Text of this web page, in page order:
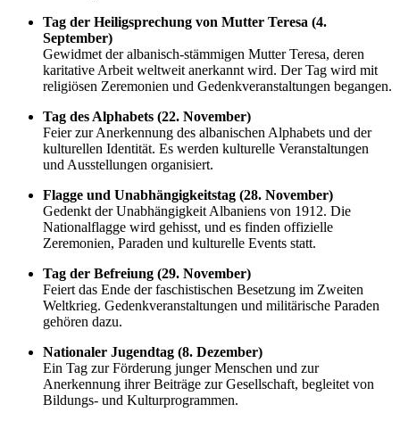
Tag der Heiligsprechung von Mutter Teresa (4.
September)
Gewidmet der albanisch-stämmigen Mutter Teresa, deren
karitative Arbeit weltweit anerkannt wird. Der Tag wird mit
religiösen Zeremonien und Gedenkveranstaltungen begangen.
Tag des Alphabets (22. November)
Feier zur Anerkennung des albanischen Alphabets und der
kulturellen Identität. Es werden kulturelle Veranstaltungen
und Ausstellungen organisiert.
Flagge und Unabhängigkeitstag (28. November)
Gedenkt der Unabhängigkeit Albaniens von 1912. Die
Nationalflagge wird gehisst, und es finden offizielle
Zeremonien, Paraden und kulturelle Events statt.
Tag der Befreiung (29. November)
Feiert das Ende der faschistischen Besetzung im Zweiten
Weltkrieg. Gedenkveranstaltungen und militärische Paraden
gehören dazu.
Nationaler Jugendtag (8. Dezember)
Ein Tag zur Förderung junger Menschen und zur
Anerkennung ihrer Beiträge zur Gesellschaft, begleitet von
Bildungs- und Kulturprogrammen.